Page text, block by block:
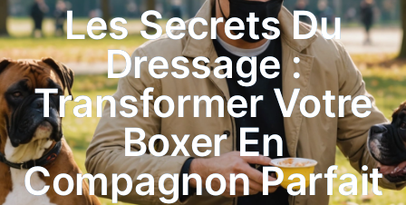
Les Secrets Du
Dressage :
Transformer Votre
Boxer En
Compagnon Parfait